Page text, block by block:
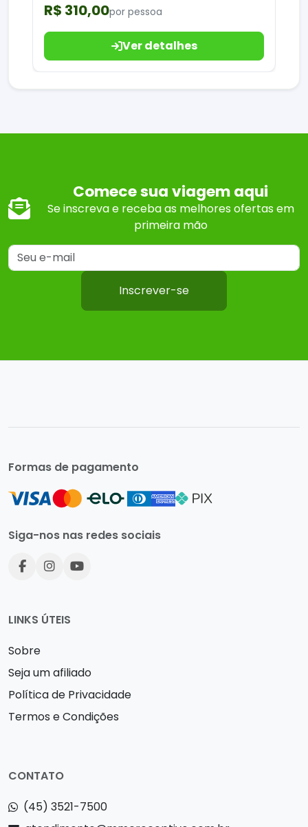
R$ 310,00por pessoa
Ver detalhes
Comece sua viagem aqui
Se inscreva e receba as melhores ofertas em
primeira mão
Inscrever-se
Formas de pagamento
Siga-nos nas redes sociais
LINKS ÚTEIS
Sobre
Seja um afiliado
Política de Privacidade
Termos e Condições
CONTATO
(45) 3521-7500